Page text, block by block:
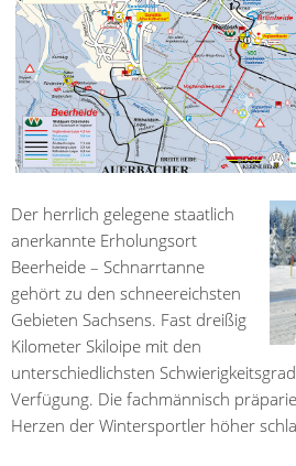
Der herrlich gelegene staatlich
anerkannte Erholungsort
Beerheide – Schnarrtanne
gehört zu den schneereichsten
Gebieten Sachsens. Fast dreißig
Kilometer Skiloipe mit den
unterschiedlichsten
Verfügung. Die fachmännisch
Herzen der Wintersportler höher